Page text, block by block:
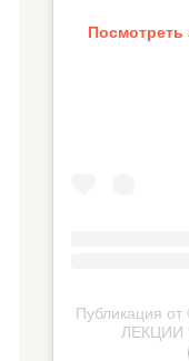
Посмотреть
Публикация
ЛЕКЦИИ